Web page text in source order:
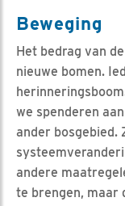
Beweging
Het bedrag van
nieuwe bomen.
we spenderen
ander bosgebied.
andere
te brengen, maar